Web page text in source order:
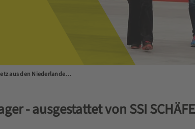
Greetz aus den Niederlanden - Karten, Blumen & mehr
- ausgestattet von SSI